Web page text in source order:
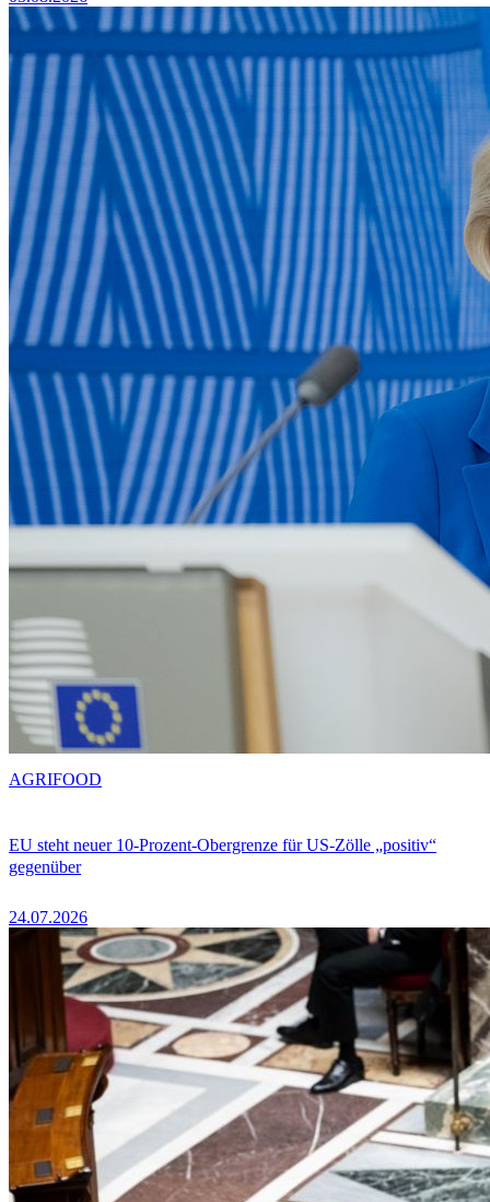
EU steht neuer 10-Prozent-Obergrenze für US-Zölle „positiv“
gegenüber
24.07.2026
AGRIFOOD